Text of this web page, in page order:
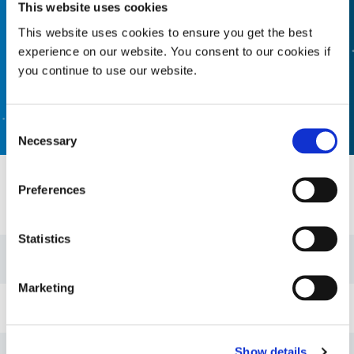
This website uses cookies
This website uses cookies to ensure you get the best
experience on our website. You consent to our cookies if
you continue to use our website.
Selection
Necessary
Preferences
Statistics
Marketing
RECHERCHE DE PRODUITS FORMULÉS
Ressources